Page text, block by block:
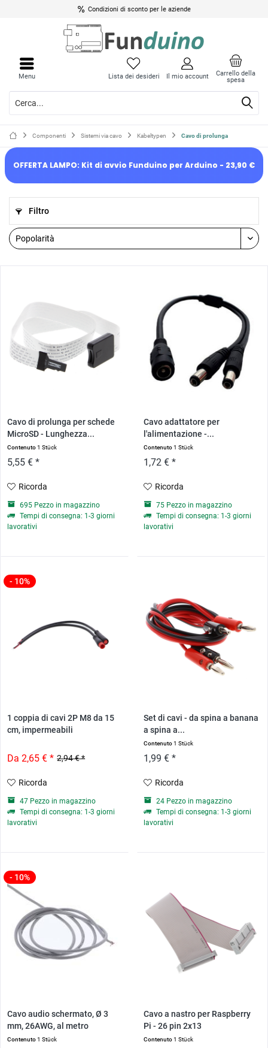
Condizioni di sconto per le aziende
Carrello della
spesa
Lista dei desideri Il mio account
Menu
Componenti Sistemi via cavo Kabeltypen Cavo di prolunga
OFFERTA LAMPO: Kit di avvio Funduino per Arduino - 23,90 €
Filtro
Cavo di prolunga per schede
MicroSD - Lunghezza...
Contenuto1 Stück
5,55 € *
Ricorda
695 Pezzo in magazzino
Tempi di consegna: 1-3 giorni
lavorativi
Cavo adattatore per
l'alimentazione -...
Contenuto1 Stück
1,72 € *
Ricorda
75 Pezzo in magazzino
Tempi di consegna: 1-3 giorni
lavorativi
- 10%
1 coppia di cavi 2P M8 da 15
cm, impermeabili
2,94 € *
Da 2,65 € *
Ricorda
47 Pezzo in magazzino
Tempi di consegna: 1-3 giorni
lavorativi
Set di cavi - da spina a banana
a spina a...
Contenuto1 Stück
1,99 € *
Ricorda
24 Pezzo in magazzino
Tempi di consegna: 1-3 giorni
lavorativi
- 10%
Cavo audio schermato, Ø 3
mm, 26AWG, al metro
Contenuto1 Stück
Cavo a nastro per Raspberry
Pi - 26 pin 2x13
Contenuto1 Stück